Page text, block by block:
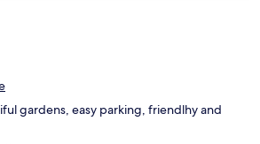
gardens, easy parking, friendlhy and